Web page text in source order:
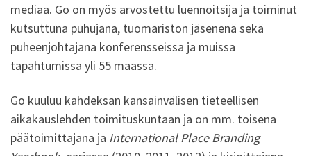
mediaa. Go on myös arvostettu luennoitsija ja toiminut
kutsuttuna puhujana, tuomariston jäsenenä sekä
puheenjohtajana konferensseissa ja muissa
tapahtumissa yli 55 maassa.
Go kuuluu kahdeksan kansainvälisen tieteellisen
aikakauslehden toimituskuntaan ja on mm. toisena
päätoimittajana ja International Place Branding